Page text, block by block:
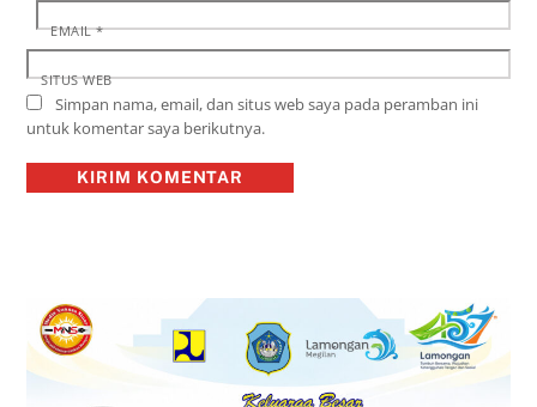
EMAIL*
SITUS WEB
Simpan nama, email, dan situs web saya pada peramban ini
untuk komentar saya berikutnya.